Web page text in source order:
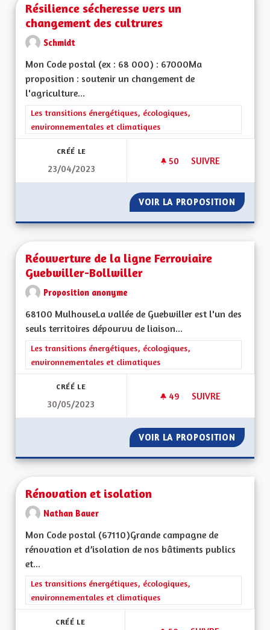
Résilience sécheresse vers un
changement des cultrures
Schmidt
Mon Code postal (ex : 68 000) : 67000Ma
proposition : soutenir un changement de
l'agriculture...
Filtrer les résultats de la catégorie : Les transitions
Les transitions énergétiques, écologiques,
environnementales et climatiques
CRÉÉ LE
23/04/2023
50 50 ABONNÉS
SUIVRE
VOIR LA PROPOSITION
Réouverture de la ligne Ferroviaire
Guebwiller-Bollwiller
Proposition anonyme
68100 MulhouseLa vallée de Guebwiller est l'un des
seuls territoires dépourvu de liaison...
Filtrer les résultats de la catégorie : Les transitions
Les transitions énergétiques, écologiques,
environnementales et climatiques
CRÉÉ LE
30/05/2023
49 49 ABONNÉS
SUIVRE
VOIR LA PROPOSITION
Rénovation et isolation
Nathan Bauer
Mon Code postal (67110)Grande campagne de
rénovation et d’isolation de nos bâtiments publics
et...
Filtrer les résultats de la catégorie : Les transitions
Les transitions énergétiques, écologiques,
environnementales et climatiques
CRÉÉ LE